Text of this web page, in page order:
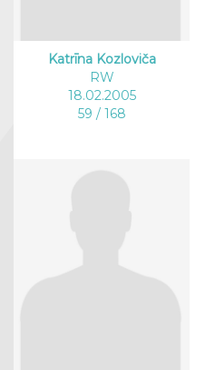
Katrīna Kozloviča
RW
18.02.2005
59 / 168